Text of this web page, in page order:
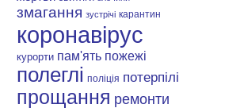
змагання зустрічі карантин
коронавірус
курорти пам'ять пожежі
полеглі поліція потерпілі
прощання ремонти